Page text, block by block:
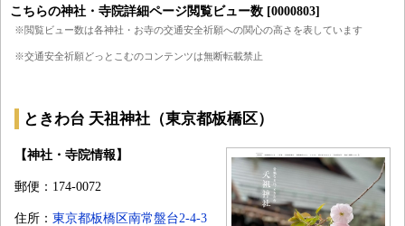
こちらの神社・寺院詳細ページ閲覧ビュー数 [0000803]
※閲覧ビュー数は各神社・お寺の交通安全祈願への関心の高さを表しています
※交通安全祈願どっとこむのコンテンツは無断転載禁止
ときわ台 天祖神社（東京都板橋区）
【神社・寺院情報】
郵便：174-0072
住所： 東京都板橋区南常盤台2-4-3